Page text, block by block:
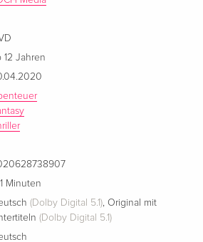
12 Jahren
Minuten
(Dolby Digital 5.1), Original mit
(Dolby Digital 5.1)